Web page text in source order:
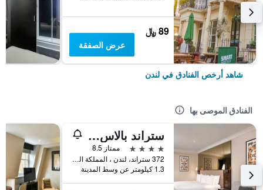
89 ﷼
عرض الصفقة
شاهد أرخص الفنادق في لندن
الفنادق الموصى بها
ستراند بالاس هوتل
4 نجوم
ممتاز 8.5
372 ستراند، لندن ، المملكة المتحدة, لندن, المملكة المتحدة
1.3 كيلومتر عن وسط المدينة